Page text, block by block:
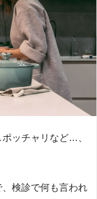
ッチャリなど…、
検診で何も言われ